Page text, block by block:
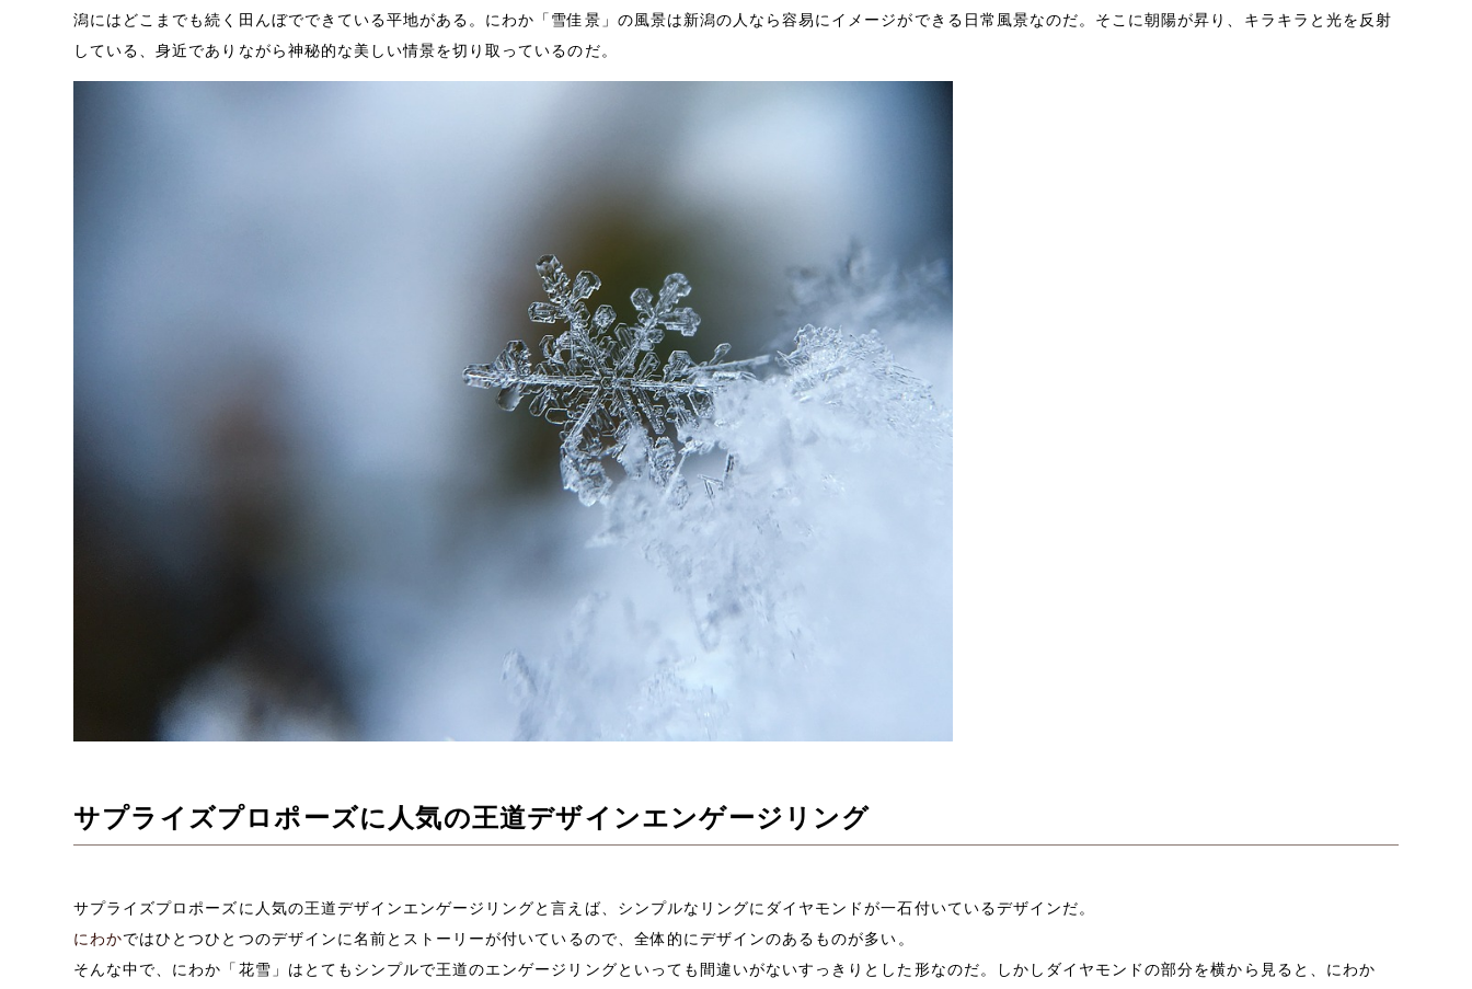
潟にはどこまでも続く田んぼでできている平地がある。にわか「雪佳景」の風景は新潟の人なら容易にイメージができる日常風景なのだ。そこに朝陽が昇り、キラキラと光を反射
している、身近でありながら神秘的な美しい情景を切り取っているのだ。
サプライズプロポーズに人気の王道デザインエンゲージリング
サプライズプロポーズに人気の王道デザインエンゲージリングと言えば、シンプルなリングにダイヤモンドが一石付いているデザインだ。
にわかではひとつひとつのデザインに名前とストーリーが付いているので、全体的にデザインのあるものが多い。
そんな中で、にわか「花雪」はとてもシンプルで王道のエンゲージリングといっても間違いがないすっきりとした形なのだ。しかしダイヤモンドの部分を横から見ると、にわか